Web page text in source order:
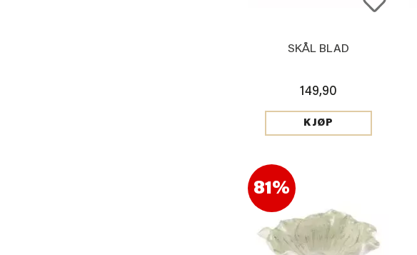
SKÅL BLAD
149,90
KJØP
81%